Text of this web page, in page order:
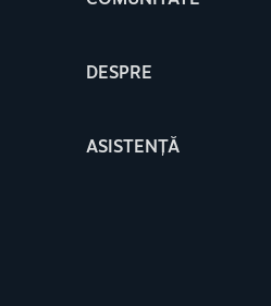
DESPRE
ASISTENȚĂ